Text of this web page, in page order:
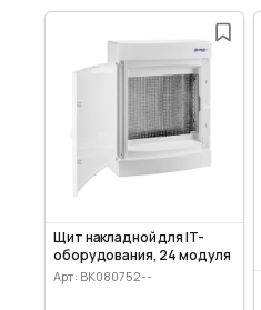
Щит накладной для IT-
оборудования, 24 модуля
Арт: BK080752--